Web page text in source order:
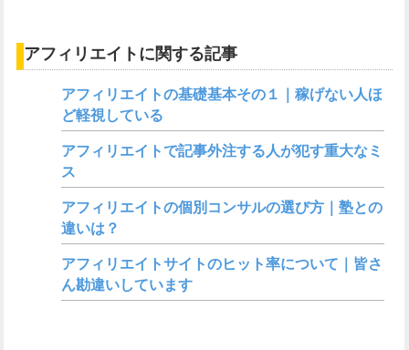
アフィリエイトに関する記事
アフィリエイトの基礎基本その１｜稼げない人ほ
ど軽視している
アフィリエイトで記事外注する人が犯す重大なミ
ス
アフィリエイトの個別コンサルの選び方｜塾との
違いは？
アフィリエイトサイトのヒット率について｜皆さ
ん勘違いしています